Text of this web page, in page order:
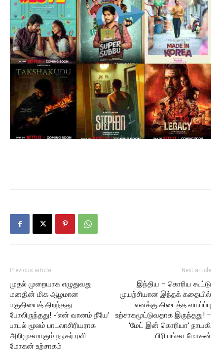
Previous article
முதல் முறையாக எழுதுவது
மனதின் மிக ஆழமான
பகுதியைத் திறந்தது
போலிருந்தது! -‘என் வானம் நீயே’
பாடல் மூலம் பாடலாசிரியராக
அறிமுகமாகும் நடிகர் ரவி
மோகன் உற்சாகம்
Next article
இந்திய – கொரிய கூட்டு
முயற்சியான இந்தக் கதையில்
எனக்கு கிடைத்த வாய்ப்பு
உற்சாகமூட்டுவதாக இருந்தது! –
‘மேட் இன் கொரியா’ நாயகி
பிரியங்கா மோகன்